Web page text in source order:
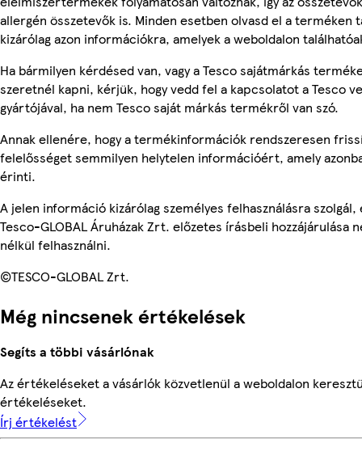
allergén összetevők is. Minden esetben olvasd el a terméken
kizárólag azon információkra, amelyek a weboldalon
Ha bármilyen kérdésed van, vagy a Tesco sajátmárkás
szeretnél kapni, kérjük, hogy vedd fel a kapcsolatot a Tesco
gyártójával, ha nem Tesco saját márkás termékről van szó.
Annak ellenére, hogy a termékinformációk rendszeresen
felelősséget semmilyen helytelen információért, amely
érinti.
A jelen információ kizárólag személyes felhasználásra
Tesco-GLOBAL Áruházak Zrt. előzetes írásbeli hozzájárulása
nélkül felhasználni.
©TESCO-GLOBAL Zrt.
Még nincsenek értékelések
Segíts a többi vásárlónak
Az értékeléseket a vásárlók közvetlenül a weboldalon
értékeléseket.
Írj értékelést